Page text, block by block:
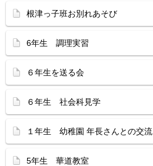
根津っ子班お別れあそび
6年生 調理実習
６年生を送る会
６年生 社会科見学
１年生 幼稚園 年長さんとの交流
5年生 華道教室